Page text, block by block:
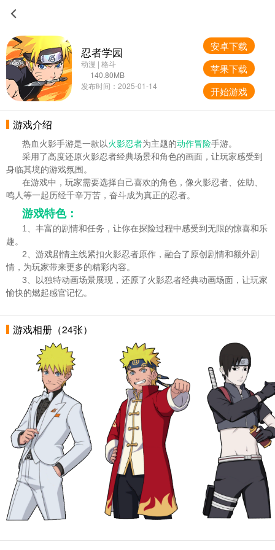
忍者学园
动漫 | 格斗
140.80MB
发布时间：2025-01-14
安卓下载
苹果下载
开始游戏
游戏介绍
热血火影手游是一款以火影忍者为主题的动作冒险手游。
采用了高度还原火影忍者经典场景和角色的画面，让玩家感受到
身临其境的游戏氛围。
在游戏中，玩家需要选择自己喜欢的角色，像火影忍者、佐助、
鸣人等一起历经千辛万苦，奋斗成为真正的忍者。
游戏特色：
1、丰富的剧情和任务，让你在探险过程中感受到无限的惊喜和乐
趣。
2、游戏剧情主线紧扣火影忍者原作，融合了原创剧情和额外剧
情，为玩家带来更多的精彩内容。
3、以独特动画场景展现，还原了火影忍者经典动画场面，让玩家
愉快的燃起感官记忆。
游戏相册（24张）